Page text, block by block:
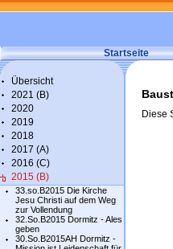
Startseite
Übersicht
2021 (B)
2020
2019
2018
2017 (A)
2016 (C)
2015 (B)
33.so.B2015 Die Kirche
Jesu Christi auf dem Weg
zur Vollendung
32.So.B2015 Dormitz - Ales
geben
30.So.B2015AH Dormitz -
Diese